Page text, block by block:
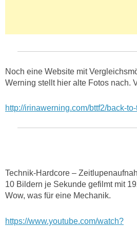
Noch eine Website mit
Werning stellt hier alte Fotos nach.
http://irinawerning.com/bttf2/back-
Technik-Hardcore –
10 Bildern je Sekunde gefilmt mit
Wow, was für eine Mechanik.
https://www.youtube.com/watch?